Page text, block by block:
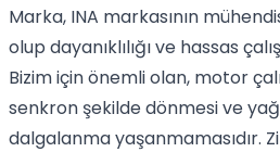
Marka, INA markasının
olup dayanıklılığı ve hassas
Bizim için önemli olan, motor
senkron şekilde dönmesi ve yağ
dalgalanma yaşanmamasıdır.